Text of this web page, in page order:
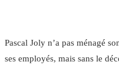
Pascal Joly n’a pas ménagé
ses employés, mais sans le